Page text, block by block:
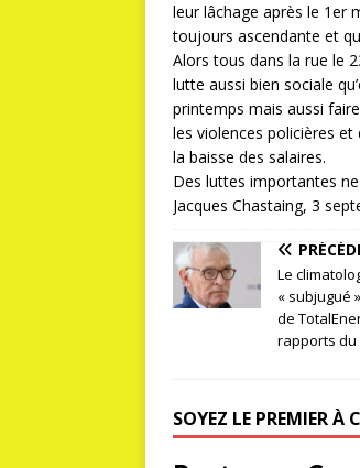
leur lâchage après le 1er
toujours ascendante et
Alors tous dans la rue le
lutte aussi bien sociale
printemps mais aussi
les violences policières
la baisse des salaires.
Des luttes importantes
Jacques Chastaing, 3
Le
« subjugué
de
rapports du
SOYEZ LE PREMIER À